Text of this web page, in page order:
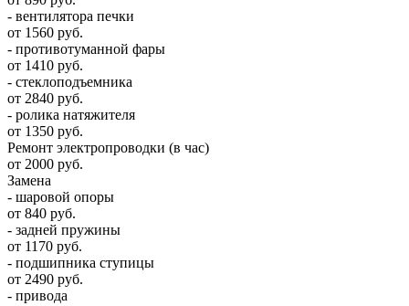
- вентилятора печки
от 1560 руб.
- противотуманной фары
от 1410 руб.
- стеклоподъемника
от 2840 руб.
- ролика натяжителя
от 1350 руб.
Ремонт электропроводки (в час)
от 2000 руб.
Замена
- шаровой опоры
от 840 руб.
- задней пружины
от 1170 руб.
- подшипника ступицы
от 2490 руб.
- привода